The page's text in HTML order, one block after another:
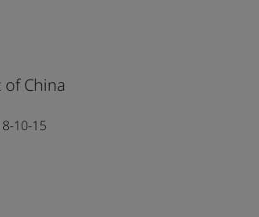
of China
10-15